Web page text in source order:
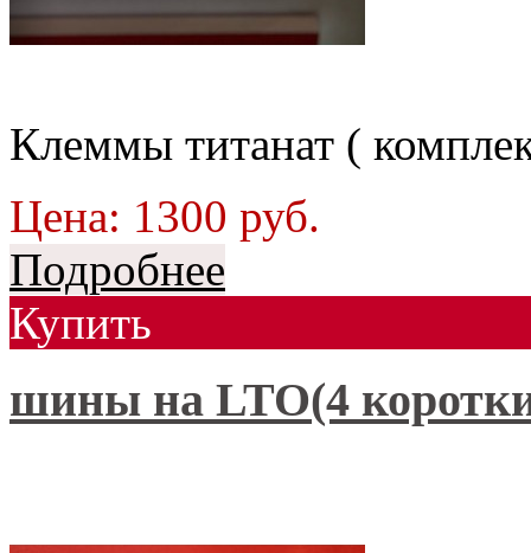
Клеммы титанат (
Цена: 1300 руб.
Подробнее
Купить
шины на LTO(4